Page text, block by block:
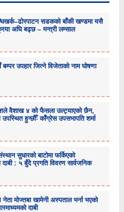
सडकको बाँकी खण्डमा यसै
अघि बढ्छ – मन्त्री लम्साल
उपहार जित्ने विजेताको नाम घोषणा
वैशाख ४ को फैसला उल्ट्याएको छैन,
उपस्थित हुन्छौँः काँग्रेस उपसभापति शर्मा
सुधारको बाटोमा फर्किएको
दाबी : ५ बुँदे प्रगति विवरण सार्वजनिक
नेता मोज्तबा खामेनी अस्पताल भर्ना भएको
दाबी